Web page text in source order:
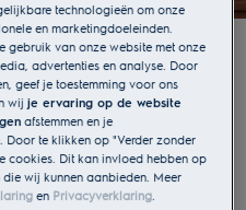
nieuwe
nieuwe CombiQuick
bij
Electrolux
technologieën om onze
en marketingdoeleinden.
gebruik van onze website met onze
advertenties en analyse. Door
geef je toestemming voor ons
wijje ervaring op de website
afstemmen en je
Door te klikken op "Verder zonder
cookies. Dit kan invloed hebben op
wij kunnen aanbieden. Meer
en Privacyverklaring.